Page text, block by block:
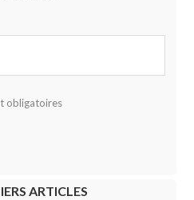
obligatoires
ARTICLES